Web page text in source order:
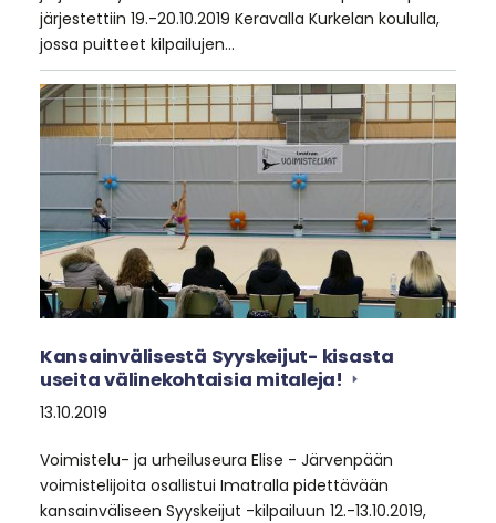
järjestettiin 19.-20.10.2019 Keravalla Kurkelan koululla,
jossa puitteet kilpailujen…
Kansainvälisestä Syyskeijut- kisasta
useita välinekohtaisia mitaleja!
13.10.2019
Voimistelu- ja urheiluseura Elise - Järvenpään
voimistelijoita osallistui Imatralla pidettävään
kansainväliseen Syyskeijut -kilpailuun 12.-13.10.2019,